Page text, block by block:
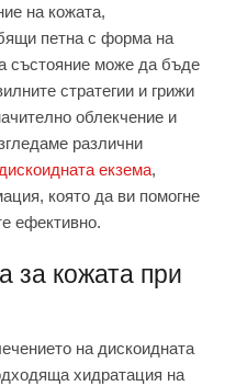
на кожата,
петна с форма на
състояние може да бъде
стратегии и грижи
облекчение и
различни
дискоидната екзема,
която да ви помогне
ефективно.
за кожата при
на дискоидната
хидратация на